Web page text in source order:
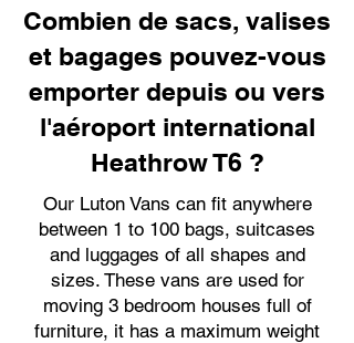
Combien de sacs, valises
et bagages pouvez-vous
emporter depuis ou vers
l'aéroport international
Heathrow T6 ?
Our Luton Vans can fit anywhere
between 1 to 100 bags, suitcases
and luggages of all shapes and
sizes. These vans are used for
moving 3 bedroom houses full of
furniture, it has a maximum weight